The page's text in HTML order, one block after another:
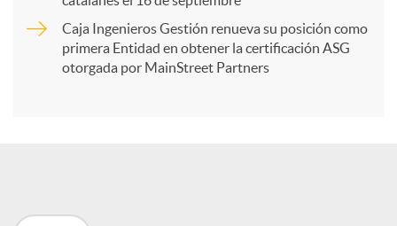
t
Caja Ingenieros Gestión renueva su posición como
primera Entidad en obtener la certificación ASG
otorgada por MainStreet Partners